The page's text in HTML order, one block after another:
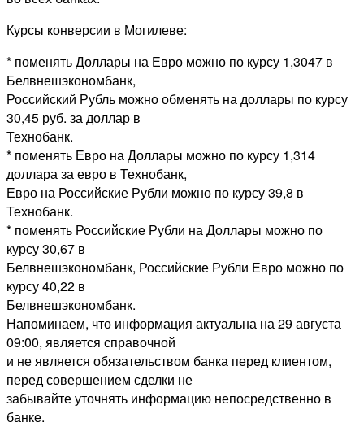
Курсы конверсии в Могилеве:
* поменять Доллары на Евро можно по курсу 1,3047 в
Белвнешэкономбанк,
Российский Рубль можно обменять на доллары по курсу
30,45 руб. за доллар в
Технобанк.
* поменять Евро на Доллары можно по курсу 1,314
доллара за евро в Технобанк,
Евро на Российские Рубли можно по курсу 39,8 в
Технобанк.
* поменять Российские Рубли на Доллары можно по
курсу 30,67 в
Белвнешэкономбанк, Российские Рубли Евро можно по
курсу 40,22 в
Белвнешэкономбанк.
Напоминаем, что информация актуальна на 29 августа
09:00, является справочной
и не является обязательством банка перед клиентом,
перед совершением сделки не
забывайте уточнять информацию непосредственно в
банке.